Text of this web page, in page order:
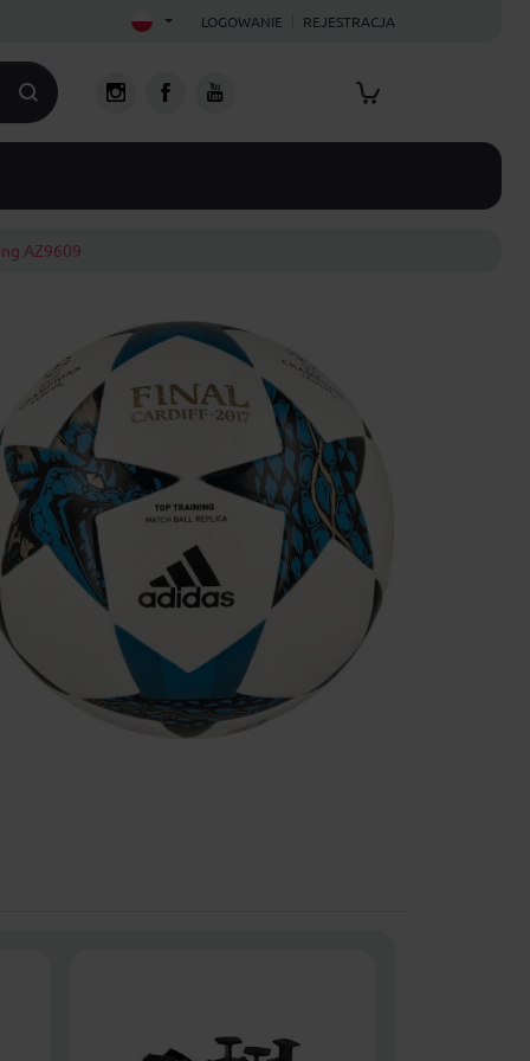
LOGOWANIE REJESTRACJA
AZ9609